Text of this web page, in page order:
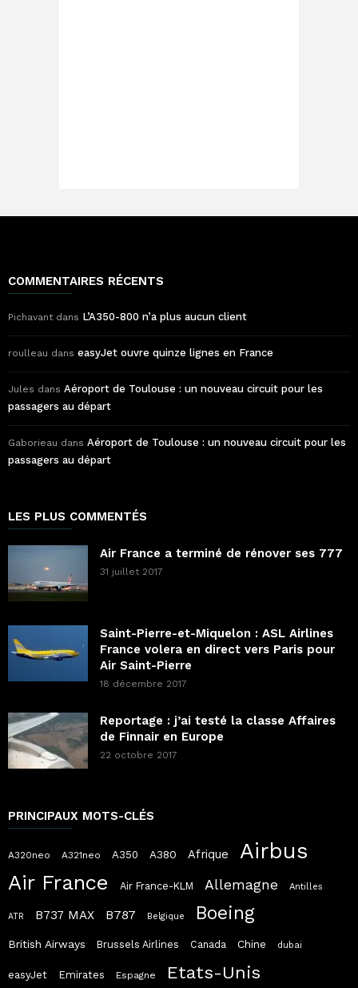
COMMENTAIRES RÉCENTS
Pichavant dans L’A350-800 n’a plus aucun client
roulleau dans easyJet ouvre quinze lignes en France
Jules dans Aéroport de Toulouse : un nouveau circuit pour les
passagers au départ
Gaborieau dans Aéroport de Toulouse : un nouveau circuit pour les
passagers au départ
LES PLUS COMMENTÉS
Air France a terminé de rénover ses 777
31 juillet 2017
Saint-Pierre-et-Miquelon : ASL Airlines
France volera en direct vers Paris pour
Air Saint-Pierre
18 décembre 2017
Reportage : j’ai testé la classe Affaires
de Finnair en Europe
22 octobre 2017
PRINCIPAUX MOTS-CLÉS
A320neo A321neo A350 A380 Afrique Airbus
Air France Air France-KLM Allemagne Antilles
ATR B737 MAX B787 Belgique Boeing
British Airways Brussels Airlines Canada Chine dubai
easyJet Emirates Espagne Etats-Unis